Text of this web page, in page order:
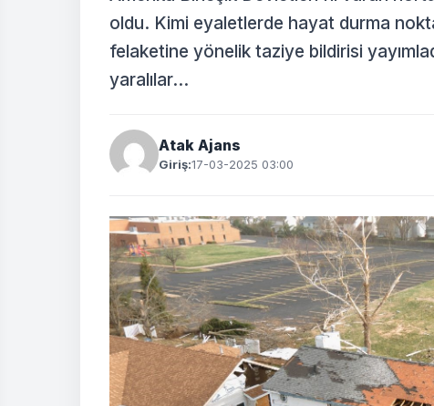
oldu. Kimi eyaletlerde hayat durma
felaketine yönelik taziye bildirisi
yaralılar...
Atak Ajans
Giriş:17-03-2025 03:00